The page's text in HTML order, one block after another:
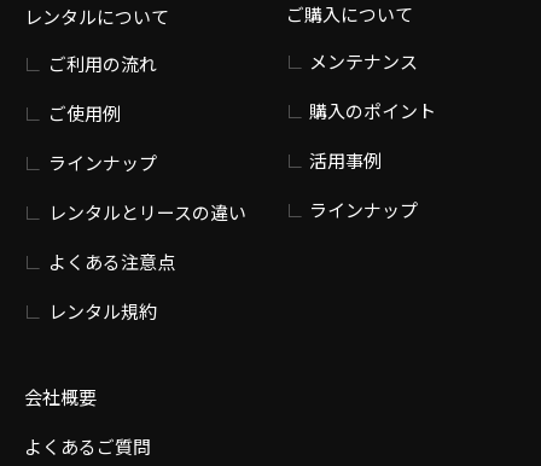
レンタルについて
ご利用の流れ
ご使用例
ラインナップ
レンタルとリースの違い
よくある注意点
レンタル規約
会社概要
よくあるご質問
ご購入について
メンテナンス
購入のポイント
活用事例
ラインナップ